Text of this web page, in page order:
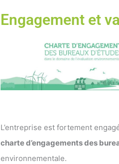
Engagement et
L’entreprise est fortement
charte d’engagements des
environnementale.